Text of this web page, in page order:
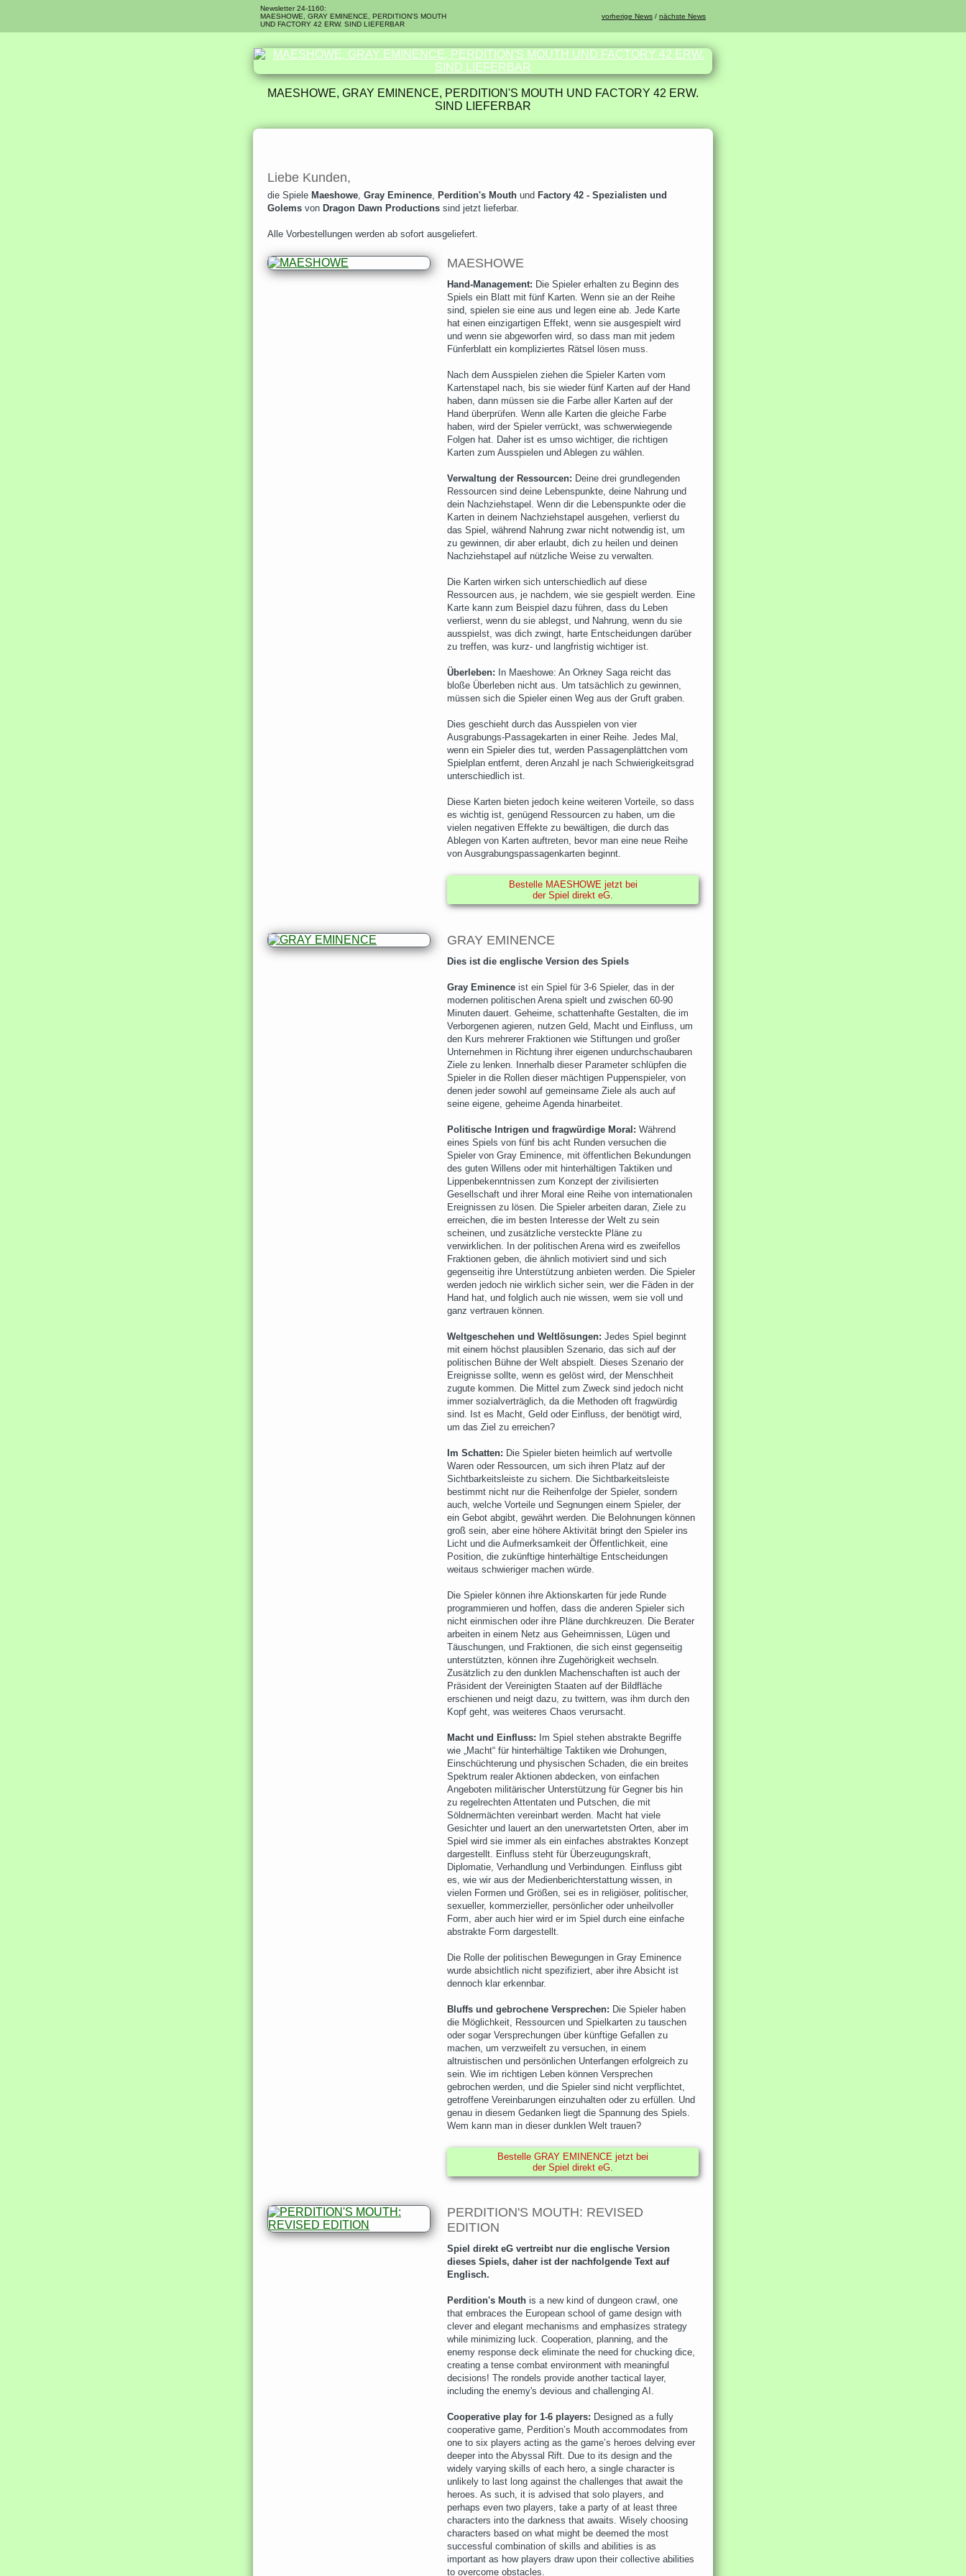
Newsletter 24-1160:
MAESHOWE, GRAY EMINENCE, PERDITION'S MOUTH
UND FACTORY 42 ERW. SIND LIEFERBAR
vorherige News / nächste News
MAESHOWE, GRAY EMINENCE, PERDITION'S MOUTH UND FACTORY 42 ERW.
SIND LIEFERBAR
Liebe Kunden,
die Spiele Maeshowe, Gray Eminence, Perdition's Mouth und Factory 42 - Spezialisten und
Golems von Dragon Dawn Productions sind jetzt lieferbar.
Alle Vorbestellungen werden ab sofort ausgeliefert.
MAESHOWE
Hand-Management: Die Spieler erhalten zu Beginn des
Spiels ein Blatt mit fünf Karten. Wenn sie an der Reihe
sind, spielen sie eine aus und legen eine ab. Jede Karte
hat einen einzigartigen Effekt, wenn sie ausgespielt wird
und wenn sie abgeworfen wird, so dass man mit jedem
Fünferblatt ein kompliziertes Rätsel lösen muss.
Nach dem Ausspielen ziehen die Spieler Karten vom
Kartenstapel nach, bis sie wieder fünf Karten auf der Hand
haben, dann müssen sie die Farbe aller Karten auf der
Hand überprüfen. Wenn alle Karten die gleiche Farbe
haben, wird der Spieler verrückt, was schwerwiegende
Folgen hat. Daher ist es umso wichtiger, die richtigen
Karten zum Ausspielen und Ablegen zu wählen.
Verwaltung der Ressourcen: Deine drei grundlegenden
Ressourcen sind deine Lebenspunkte, deine Nahrung und
dein Nachziehstapel. Wenn dir die Lebenspunkte oder die
Karten in deinem Nachziehstapel ausgehen, verlierst du
das Spiel, während Nahrung zwar nicht notwendig ist, um
zu gewinnen, dir aber erlaubt, dich zu heilen und deinen
Nachziehstapel auf nützliche Weise zu verwalten.
Die Karten wirken sich unterschiedlich auf diese
Ressourcen aus, je nachdem, wie sie gespielt werden. Eine
Karte kann zum Beispiel dazu führen, dass du Leben
verlierst, wenn du sie ablegst, und Nahrung, wenn du sie
ausspielst, was dich zwingt, harte Entscheidungen darüber
zu treffen, was kurz- und langfristig wichtiger ist.
Überleben: In Maeshowe: An Orkney Saga reicht das
bloße Überleben nicht aus. Um tatsächlich zu gewinnen,
müssen sich die Spieler einen Weg aus der Gruft graben.
Dies geschieht durch das Ausspielen von vier
Ausgrabungs-Passagekarten in einer Reihe. Jedes Mal,
wenn ein Spieler dies tut, werden Passagenplättchen vom
Spielplan entfernt, deren Anzahl je nach Schwierigkeitsgrad
unterschiedlich ist.
Diese Karten bieten jedoch keine weiteren Vorteile, so dass
es wichtig ist, genügend Ressourcen zu haben, um die
vielen negativen Effekte zu bewältigen, die durch das
Ablegen von Karten auftreten, bevor man eine neue Reihe
von Ausgrabungspassagenkarten beginnt.
Bestelle MAESHOWE jetzt bei
der Spiel direkt eG.
GRAY EMINENCE
Dies ist die englische Version des Spiels
Gray Eminence ist ein Spiel für 3-6 Spieler, das in der
modernen politischen Arena spielt und zwischen 60-90
Minuten dauert. Geheime, schattenhafte Gestalten, die im
Verborgenen agieren, nutzen Geld, Macht und Einfluss, um
den Kurs mehrerer Fraktionen wie Stiftungen und großer
Unternehmen in Richtung ihrer eigenen undurchschaubaren
Ziele zu lenken. Innerhalb dieser Parameter schlüpfen die
Spieler in die Rollen dieser mächtigen Puppenspieler, von
denen jeder sowohl auf gemeinsame Ziele als auch auf
seine eigene, geheime Agenda hinarbeitet.
Politische Intrigen und fragwürdige Moral: Während
eines Spiels von fünf bis acht Runden versuchen die
Spieler von Gray Eminence, mit öffentlichen Bekundungen
des guten Willens oder mit hinterhältigen Taktiken und
Lippenbekenntnissen zum Konzept der zivilisierten
Gesellschaft und ihrer Moral eine Reihe von internationalen
Ereignissen zu lösen. Die Spieler arbeiten daran, Ziele zu
erreichen, die im besten Interesse der Welt zu sein
scheinen, und zusätzliche versteckte Pläne zu
verwirklichen. In der politischen Arena wird es zweifellos
Fraktionen geben, die ähnlich motiviert sind und sich
gegenseitig ihre Unterstützung anbieten werden. Die Spieler
werden jedoch nie wirklich sicher sein, wer die Fäden in der
Hand hat, und folglich auch nie wissen, wem sie voll und
ganz vertrauen können.
Weltgeschehen und Weltlösungen: Jedes Spiel beginnt
mit einem höchst plausiblen Szenario, das sich auf der
politischen Bühne der Welt abspielt. Dieses Szenario der
Ereignisse sollte, wenn es gelöst wird, der Menschheit
zugute kommen. Die Mittel zum Zweck sind jedoch nicht
immer sozialverträglich, da die Methoden oft fragwürdig
sind. Ist es Macht, Geld oder Einfluss, der benötigt wird,
um das Ziel zu erreichen?
Im Schatten: Die Spieler bieten heimlich auf wertvolle
Waren oder Ressourcen, um sich ihren Platz auf der
Sichtbarkeitsleiste zu sichern. Die Sichtbarkeitsleiste
bestimmt nicht nur die Reihenfolge der Spieler, sondern
auch, welche Vorteile und Segnungen einem Spieler, der
ein Gebot abgibt, gewährt werden. Die Belohnungen können
groß sein, aber eine höhere Aktivität bringt den Spieler ins
Licht und die Aufmerksamkeit der Öffentlichkeit, eine
Position, die zukünftige hinterhältige Entscheidungen
weitaus schwieriger machen würde.
Die Spieler können ihre Aktionskarten für jede Runde
programmieren und hoffen, dass die anderen Spieler sich
nicht einmischen oder ihre Pläne durchkreuzen. Die Berater
arbeiten in einem Netz aus Geheimnissen, Lügen und
Täuschungen, und Fraktionen, die sich einst gegenseitig
unterstützten, können ihre Zugehörigkeit wechseln.
Zusätzlich zu den dunklen Machenschaften ist auch der
Präsident der Vereinigten Staaten auf der Bildfläche
erschienen und neigt dazu, zu twittern, was ihm durch den
Kopf geht, was weiteres Chaos verursacht.
Macht und Einfluss: Im Spiel stehen abstrakte Begriffe
wie „Macht“ für hinterhältige Taktiken wie Drohungen,
Einschüchterung und physischen Schaden, die ein breites
Spektrum realer Aktionen abdecken, von einfachen
Angeboten militärischer Unterstützung für Gegner bis hin
zu regelrechten Attentaten und Putschen, die mit
Söldnermächten vereinbart werden. Macht hat viele
Gesichter und lauert an den unerwartetsten Orten, aber im
Spiel wird sie immer als ein einfaches abstraktes Konzept
dargestellt. Einfluss steht für Überzeugungskraft,
Diplomatie, Verhandlung und Verbindungen. Einfluss gibt
es, wie wir aus der Medienberichterstattung wissen, in
vielen Formen und Größen, sei es in religiöser, politischer,
sexueller, kommerzieller, persönlicher oder unheilvoller
Form, aber auch hier wird er im Spiel durch eine einfache
abstrakte Form dargestellt.
Die Rolle der politischen Bewegungen in Gray Eminence
wurde absichtlich nicht spezifiziert, aber ihre Absicht ist
dennoch klar erkennbar.
Bluffs und gebrochene Versprechen: Die Spieler haben
die Möglichkeit, Ressourcen und Spielkarten zu tauschen
oder sogar Versprechungen über künftige Gefallen zu
machen, um verzweifelt zu versuchen, in einem
altruistischen und persönlichen Unterfangen erfolgreich zu
sein. Wie im richtigen Leben können Versprechen
gebrochen werden, und die Spieler sind nicht verpflichtet,
getroffene Vereinbarungen einzuhalten oder zu erfüllen. Und
genau in diesem Gedanken liegt die Spannung des Spiels.
Wem kann man in dieser dunklen Welt trauen?
Bestelle GRAY EMINENCE jetzt bei
der Spiel direkt eG.
PERDITION'S MOUTH: REVISED
EDITION
Spiel direkt eG vertreibt nur die englische Version
dieses Spiels, daher ist der nachfolgende Text auf
Englisch.
Perdition's Mouth is a new kind of dungeon crawl, one
that embraces the European school of game design with
clever and elegant mechanisms and emphasizes strategy
while minimizing luck. Cooperation, planning, and the
enemy response deck eliminate the need for chucking dice,
creating a tense combat environment with meaningful
decisions! The rondels provide another tactical layer,
including the enemy's devious and challenging AI.
Cooperative play for 1-6 players: Designed as a fully
cooperative game, Perdition’s Mouth accommodates from
one to six players acting as the game’s heroes delving ever
deeper into the Abyssal Rift. Due to its design and the
widely varying skills of each hero, a single character is
unlikely to last long against the challenges that await the
heroes. As such, it is advised that solo players, and
perhaps even two players, take a party of at least three
characters into the darkness that awaits. Wisely choosing
characters based on what might be deemed the most
successful combination of skills and abilities is as
important as how players draw upon their collective abilities
to overcome obstacles.